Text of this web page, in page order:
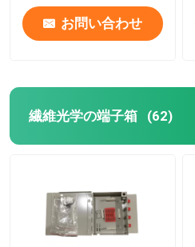
お問い合わせ
繊維光学の端子箱 (62)